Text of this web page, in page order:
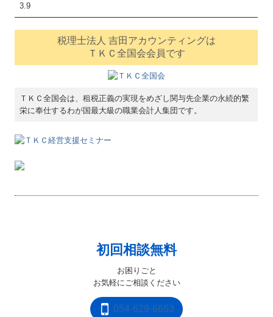
3.9
税理士法人 吉田アカウンティングは
ＴＫＣ全国会会員です
ＴＫＣ全国会は、租税正義の実現をめざし関与先企業の永続的繁
栄に奉仕するわが国最大級の職業会計人集団です。
初回相談無料
お困りごと
お気軽にご相談ください
054-629-6663